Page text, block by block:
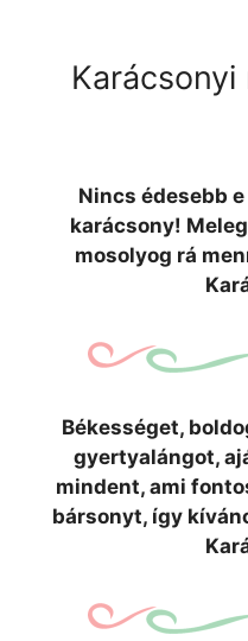
Nincs édesebb
karácsony!
mosolyog rá
Békességet,
gyertyalángot,
mindent, ami
bársonyt, így